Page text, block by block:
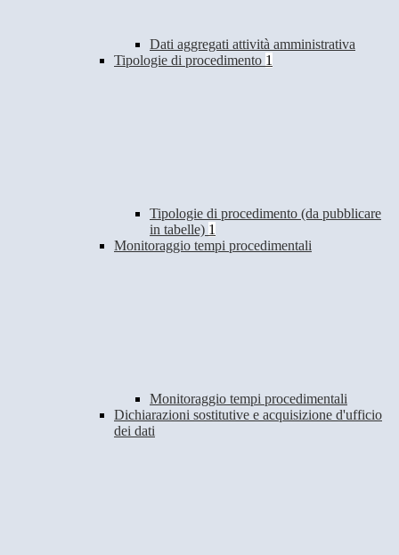
Dati aggregati attività amministrativa
Tipologie di procedimento 1
Tipologie di procedimento (da pubblicare
in tabelle) 1
Monitoraggio tempi procedimentali
Monitoraggio tempi procedimentali
Dichiarazioni sostitutive e acquisizione d'ufficio
dei dati